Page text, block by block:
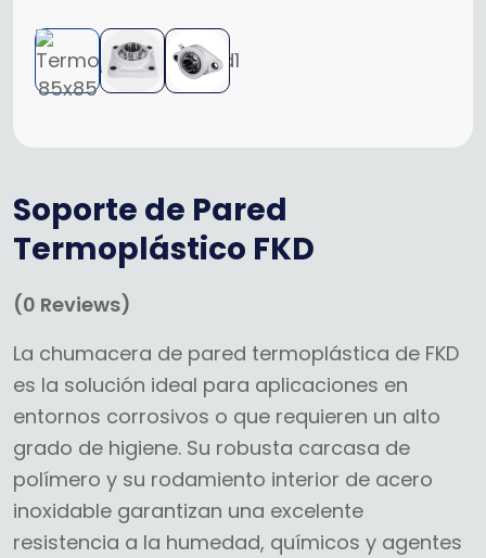
Soporte de Pared
Termoplástico FKD
(0 Reviews)
La chumacera de pared termoplástica de FKD
es la solución ideal para aplicaciones en
entornos corrosivos o que requieren un alto
grado de higiene. Su robusta carcasa de
polímero y su rodamiento interior de acero
inoxidable garantizan una excelente
resistencia a la humedad, químicos y agentes